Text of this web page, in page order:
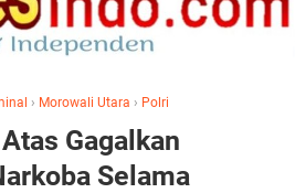
› Morowali Utara › Polri
Gagalkan
Selama